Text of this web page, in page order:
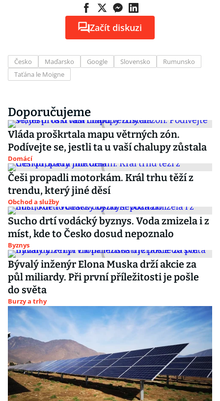
Začít diskuzi
Česko Maďarsko Google Slovensko
Rumunsko
Taťána le Moigne
Doporučujeme
Vláda proškrtala mapu větrných zón.
Podívejte se, jestli ta u vaší chalupy zůstala
Domácí
Češi propadli motorkám. Král trhu těží z
trendu, který jiné děsí
Obchod a služby
Sucho drtí vodácký byznys. Voda zmizela i z
míst, kde to Česko dosud nepoznalo
Byznys
Bývalý inženýr Elona Muska drží akcie za
půl miliardy. Při první příležitosti je pošle
do světa
Burzy a trhy